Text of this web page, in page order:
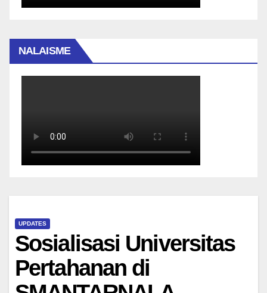
NALAISME
UPDATES
Sosialisasi Universitas
Pertahanan di